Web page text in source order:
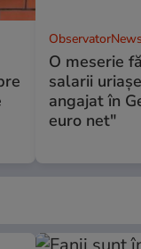
O meserie
salarii
angajat în
euro net"